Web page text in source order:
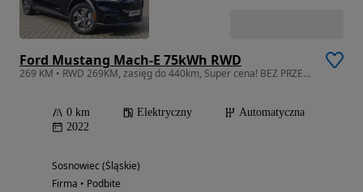
Ford Mustang Mach-E 75kWh RWD
269 KM • RWD 269KM, zasięg do 440km, Super cena! BEZ PRZEBIEGU!
0 km Elektryczny
Automatyczna
2022
Sosnowiec (Śląskie)
Firma • Podbite